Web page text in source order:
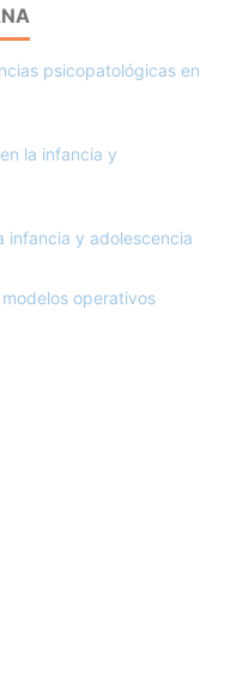
psicopatológicas en
la infancia y
infancia y adolescencia
operativos